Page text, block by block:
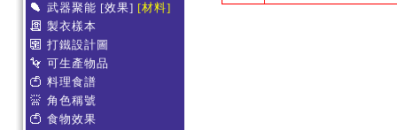
武器聚能 [效果] [材料]
製衣樣本
打鐵設計圖
可生產物品
料理食譜
角色稱號
食物效果